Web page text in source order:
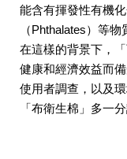
能含有揮發性有機
（Phthalates）等物
在這樣的背景下，
健康和經濟效益而
使用者調查，以及
「布衛生棉」多一